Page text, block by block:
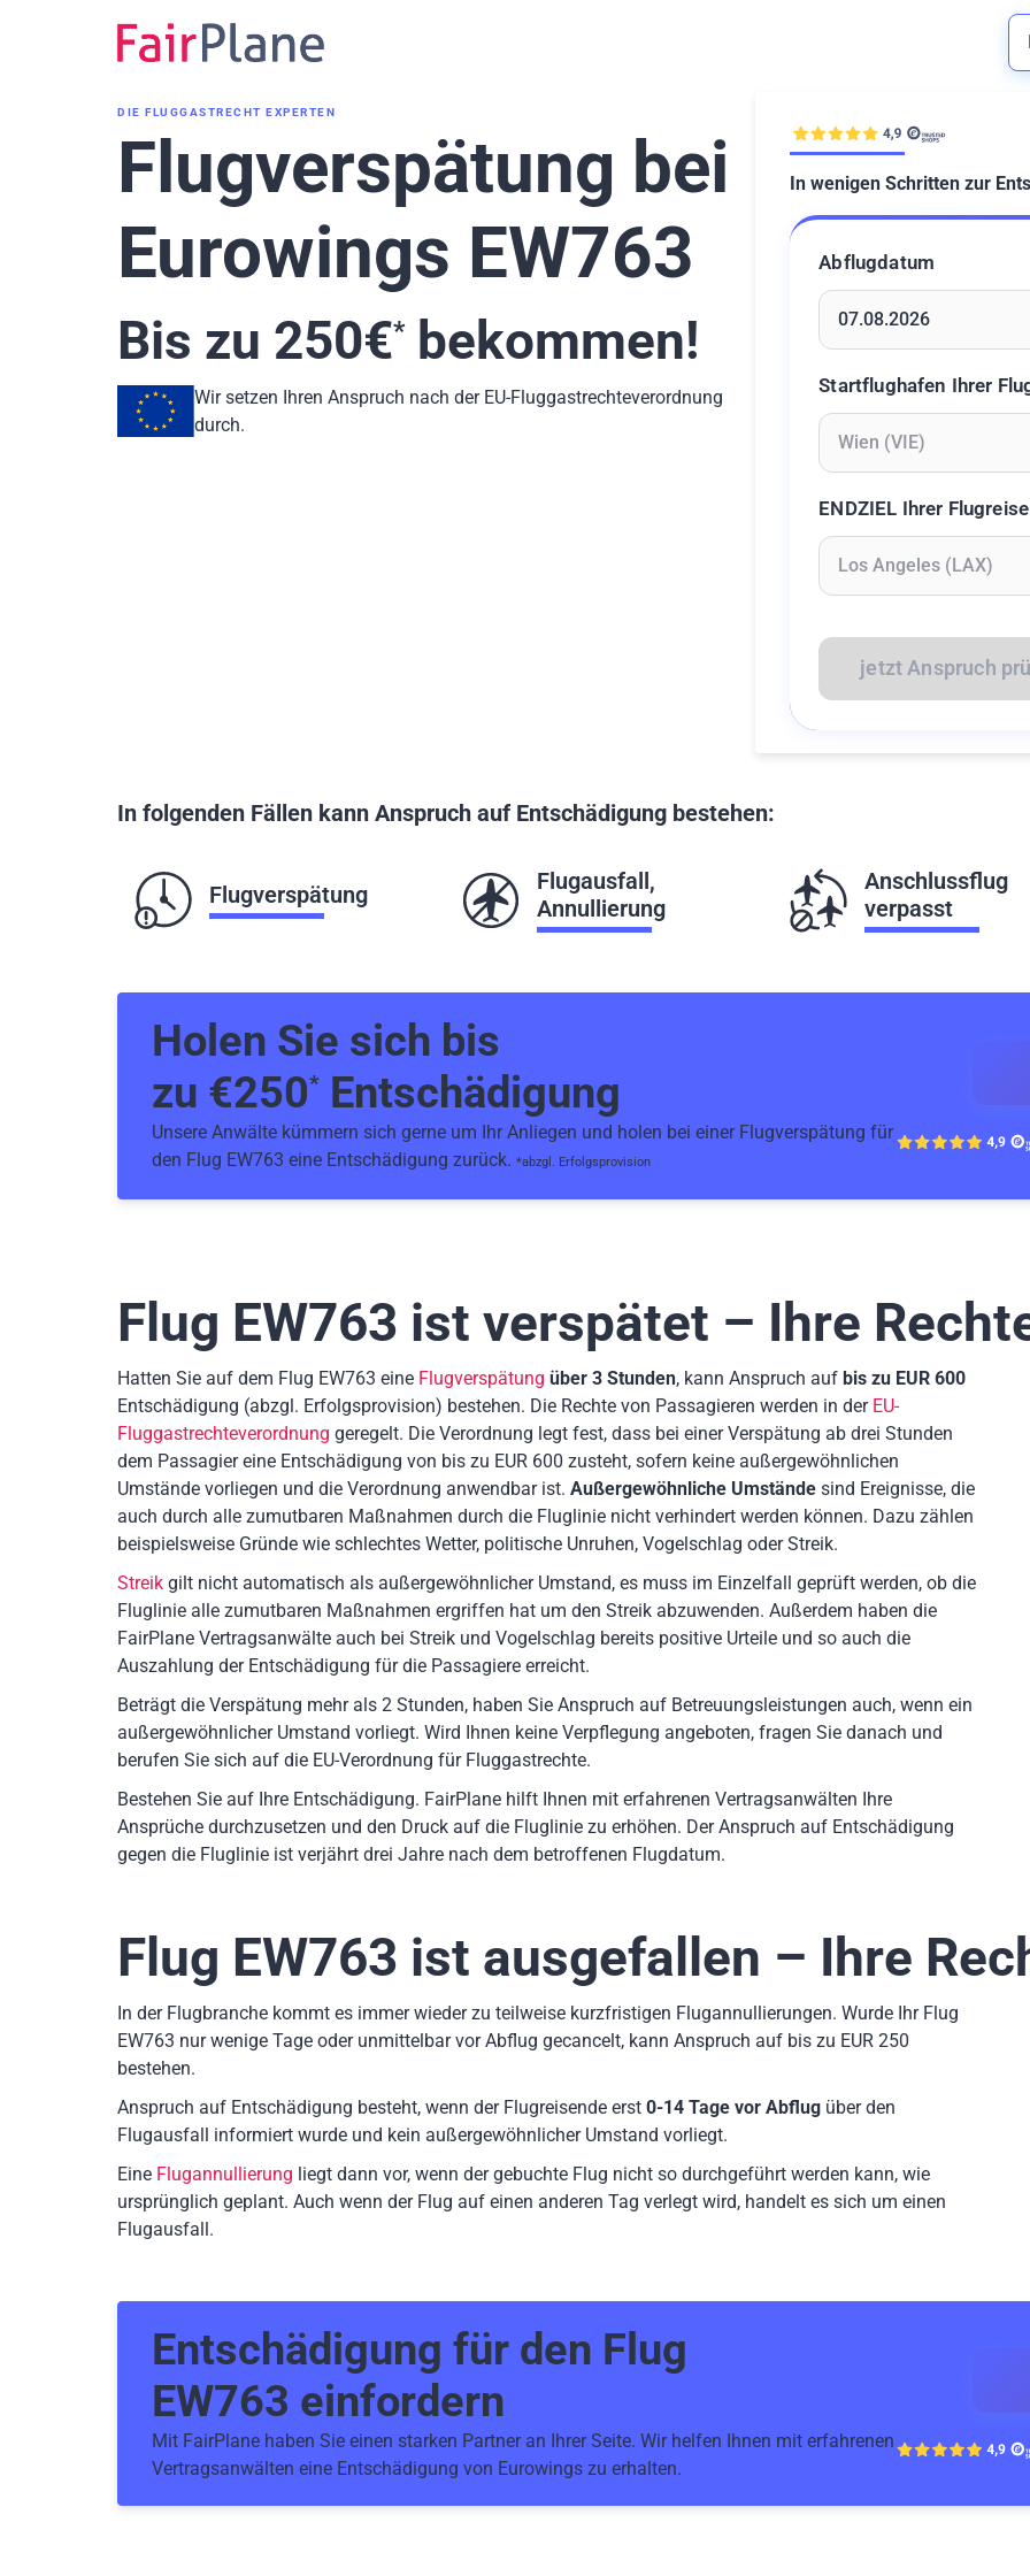
DIE FLUGGASTRECHT EXPERTEN
Flugverspätung bei
Eurowings EW763
Bis zu 250€*bekommen!
Wir setzen Ihren Anspruch nach der EU-Fluggastrechteverordnung
durch.
In wenigen Schritten zur
Abflugdatum
Startflughafen Ihrer
ENDZIEL Ihrer Flugreise
jetzt Anspruch
In folgenden Fällen kann Anspruch auf Entschädigung bestehen:
Flugverspätung
Flugausfall,
Annullierung
Anschlussflug
verpasst
Holen Sie sich bis
zu €250* Entschädigung
Unsere Anwälte kümmern sich gerne um Ihr Anliegen und holen bei einer Flugverspätung für
den Flug EW763 eine Entschädigung zurück. *abzgl. Erfolgsprovision
Flug EW763 ist verspätet – Ihre
Hatten Sie auf dem Flug EW763 eine Flugverspätung über 3 Stunden, kann Anspruch auf bis zu EUR 600
Entschädigung (abzgl. Erfolgsprovision) bestehen. Die Rechte von Passagieren werden in der EU-
Fluggastrechteverordnung geregelt. Die Verordnung legt fest, dass bei einer Verspätung ab drei Stunden
dem Passagier eine Entschädigung von bis zu EUR 600 zusteht, sofern keine außergewöhnlichen
Umstände vorliegen und die Verordnung anwendbar ist. Außergewöhnliche Umstände sind Ereignisse, die
auch durch alle zumutbaren Maßnahmen durch die Fluglinie nicht verhindert werden können. Dazu zählen
beispielsweise Gründe wie schlechtes Wetter, politische Unruhen, Vogelschlag oder Streik.
Streik gilt nicht automatisch als außergewöhnlicher Umstand, es muss im Einzelfall geprüft werden, ob die
Fluglinie alle zumutbaren Maßnahmen ergriffen hat um den Streik abzuwenden. Außerdem haben die
FairPlane Vertragsanwälte auch bei Streik und Vogelschlag bereits positive Urteile und so auch die
Auszahlung der Entschädigung für die Passagiere erreicht.
Beträgt die Verspätung mehr als 2 Stunden, haben Sie Anspruch auf Betreuungsleistungen auch, wenn ein
außergewöhnlicher Umstand vorliegt. Wird Ihnen keine Verpflegung angeboten, fragen Sie danach und
berufen Sie sich auf die EU-Verordnung für Fluggastrechte.
Bestehen Sie auf Ihre Entschädigung. FairPlane hilft Ihnen mit erfahrenen Vertragsanwälten Ihre
Ansprüche durchzusetzen und den Druck auf die Fluglinie zu erhöhen. Der Anspruch auf Entschädigung
gegen die Fluglinie ist verjährt drei Jahre nach dem betroffenen Flugdatum.
Flug EW763 ist ausgefallen – Ihre
In der Flugbranche kommt es immer wieder zu teilweise kurzfristigen Flugannullierungen. Wurde Ihr Flug
EW763 nur wenige Tage oder unmittelbar vor Abflug gecancelt, kann Anspruch auf bis zu EUR 250
bestehen.
Anspruch auf Entschädigung besteht, wenn der Flugreisende erst 0-14 Tage vor Abflug über den
Flugausfall informiert wurde und kein außergewöhnlicher Umstand vorliegt.
Eine Flugannullierung liegt dann vor, wenn der gebuchte Flug nicht so durchgeführt werden kann, wie
ursprünglich geplant. Auch wenn der Flug auf einen anderen Tag verlegt wird, handelt es sich um einen
Flugausfall.
Entschädigung für den Flug
EW763 einfordern
Mit FairPlane haben Sie einen starken Partner an Ihrer Seite. Wir helfen Ihnen mit erfahrenen
Vertragsanwälten eine Entschädigung von Eurowings zu erhalten.